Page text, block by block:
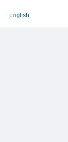
English